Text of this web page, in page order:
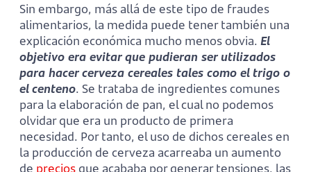
Sin embargo, más allá de este tipo de fraudes
alimentarios, la medida puede tener también una
explicación económica mucho menos obvia. El
objetivo era evitar que pudieran ser utilizados
para hacer cerveza cereales tales como el trigo o
el centeno. Se trataba de ingredientes comunes
para la elaboración de pan, el cual no podemos
olvidar que era un producto de primera
necesidad. Por tanto, el uso de dichos cereales en
la producción de cerveza acarreaba un aumento
de precios que acababa por generar tensiones, las